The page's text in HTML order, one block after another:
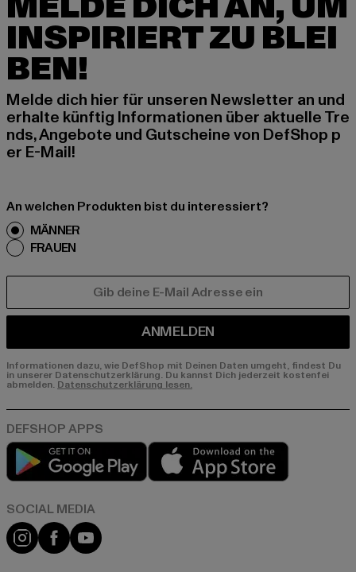
INSPIRIERT ZU BLEI
BEN!
Melde dich hier für unseren Newsletter an und
erhalte künftig Informationen über aktuelle Tre
nds, Angebote und Gutscheine von DefShop p
er E-Mail!
An welchen Produkten bist du interessiert?
MÄNNER
FRAUEN
ANMELDEN
Informationen dazu, wie DefShop mit Deinen Daten umgeht, findest Du
in unserer Datenschutzerklärung. Du kannst Dich jederzeit kostenfei
abmelden. Datenschutzerklärung lesen.
Play market
Instagram
FacebookYouTube